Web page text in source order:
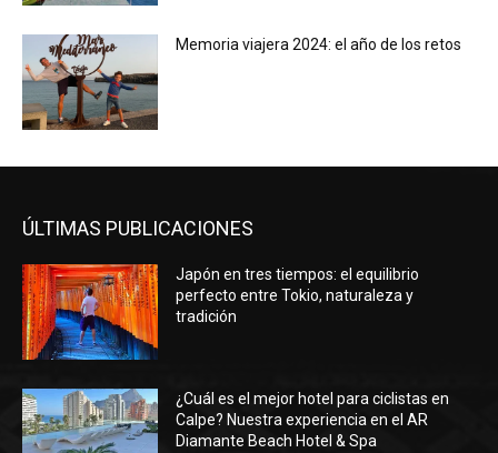
Memoria viajera 2024: el año de los retos
ÚLTIMAS PUBLICACIONES
Japón en tres tiempos: el equilibrio
perfecto entre Tokio, naturaleza y
tradición
¿Cuál es el mejor hotel para ciclistas en
Calpe? Nuestra experiencia en el AR
Diamante Beach Hotel & Spa